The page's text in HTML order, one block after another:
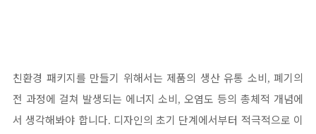
친환경 패키지를 만들기 위해서는 제품의 생산 유통 소비 , 폐기의
전 과정에 걸쳐 발생되는 에너지 소비 ,오염도 등의 총체적 개념에
서 생각해봐야 합니다. 디자인의 초기 단계에서부터 적극적으로 이